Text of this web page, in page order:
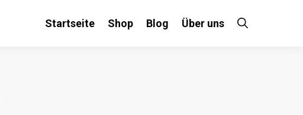
Startseite Shop Blog Über uns